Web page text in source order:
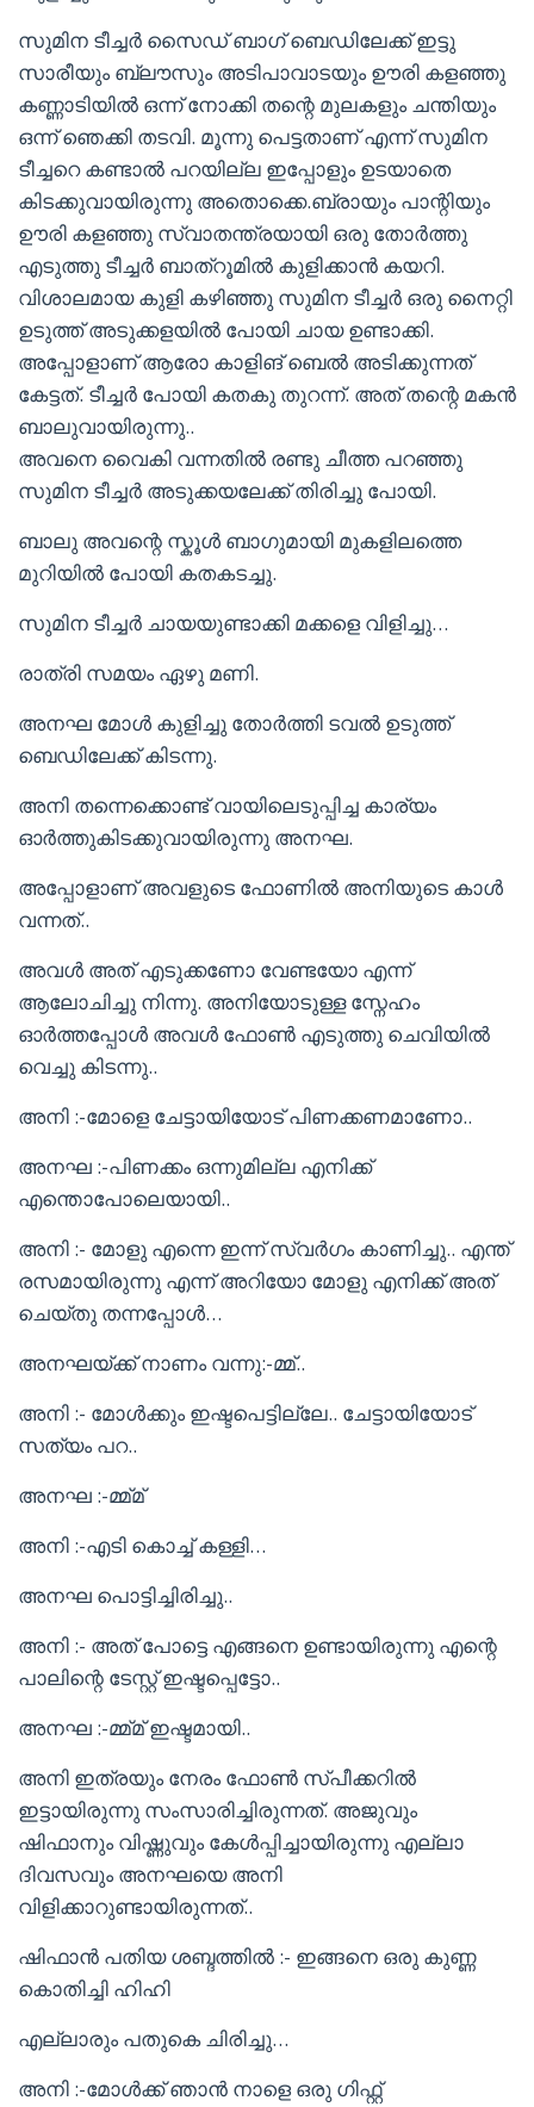
സുമിന ടീച്ചർ സൈഡ് ബാഗ് ബെഡിലേക്ക് ഇട്ടു
സാരീയും ബ്ലൗസും അടിപാവാടയും ഊരി കളഞ്ഞു
കണ്ണാടിയിൽ ഒന്ന് നോക്കി തന്റെ മുലകളും ചന്തിയും
ഒന്ന് ഞെക്കി തടവി. മൂന്നു പെട്ടതാണ് എന്ന് സുമിന
ടീച്ചറെ കണ്ടാൽ പറയില്ല ഇപ്പോളും ഉടയാതെ
കിടക്കുവായിരുന്നു അതൊക്കെ.ബ്രായും പാന്റിയും
ഊരി കളഞ്ഞു സ്വാതന്ത്രയായി ഒരു തോർത്തു
എടുത്തു ടീച്ചർ ബാത്‌റൂമിൽ കുളിക്കാൻ കയറി.
വിശാലമായ കുളി കഴിഞ്ഞു സുമിന ടീച്ചർ ഒരു നൈറ്റി
ഉടുത്ത് അടുക്കളയിൽ പോയി ചായ ഉണ്ടാക്കി.
അപ്പോളാണ് ആരോ കാളിങ് ബെൽ അടിക്കുന്നത്
കേട്ടത്. ടീച്ചർ പോയി കതകു തുറന്ന്. അത് തന്റെ മകൻ
ബാലുവായിരുന്നു..
അവനെ വൈകി വന്നതിൽ രണ്ടു ചീത്ത പറഞ്ഞു
സുമിന ടീച്ചർ അടുക്കയലേക്ക് തിരിച്ചു പോയി.
ബാലു അവന്റെ സ്കൂൾ ബാഗുമായി മുകളിലത്തെ
മുറിയിൽ പോയി കതകടച്ചു.
സുമിന ടീച്ചർ ചായയുണ്ടാക്കി മക്കളെ വിളിച്ചു…
രാത്രി സമയം ഏഴു മണി.
അനഘ മോൾ കുളിച്ചു തോർത്തി ടവൽ ഉടുത്ത്
ബെഡിലേക്ക് കിടന്നു.
അനി തന്നെക്കൊണ്ട് വായിലെടുപ്പിച്ച കാര്യം
ഓർത്തുകിടക്കുവായിരുന്നു അനഘ.
അപ്പോളാണ് അവളുടെ ഫോണിൽ അനിയുടെ കാൾ
വന്നത്..
അവൾ അത് എടുക്കണോ വേണ്ടയോ എന്ന്
ആലോചിച്ചു നിന്നു. അനിയോടുള്ള സ്നേഹം
ഓർത്തപ്പോൾ അവൾ ഫോൺ എടുത്തു ചെവിയിൽ
വെച്ചു കിടന്നു..
അനി :-മോളെ ചേട്ടായിയോട് പിണക്കണമാണോ..
അനഘ :-പിണക്കം ഒന്നുമില്ല എനിക്ക്
എന്തൊപോലെയായി..
അനി :- മോളു എന്നെ ഇന്ന് സ്വർഗം കാണിച്ചു.. എന്ത്
രസമായിരുന്നു എന്ന് അറിയോ മോളു എനിക്ക് അത്
ചെയ്തു തന്നപ്പോൾ…
അനഘയ്ക്ക് നാണം വന്നു:-മ്മ്..
അനി :- മോൾക്കും ഇഷ്ടപെട്ടില്ലേ.. ചേട്ടായിയോട്
സത്യം പറ..
അനഘ :-മ്മ്മ്
അനി :-എടി കൊച്ച് കള്ളി…
അനഘ പൊട്ടിച്ചിരിച്ചു..
അനി :- അത് പോട്ടെ എങ്ങനെ ഉണ്ടായിരുന്നു എന്റെ
പാലിന്റെ ടേസ്റ്റ് ഇഷ്ടപ്പെട്ടോ..
അനഘ :-മ്മ്മ് ഇഷ്ടമായി..
അനി ഇത്രയും നേരം ഫോൺ സ്പീക്കറിൽ
ഇട്ടായിരുന്നു സംസാരിച്ചിരുന്നത്. അജുവും
ഷിഫാനും വിഷ്ണുവും കേൾപ്പിച്ചായിരുന്നു എല്ലാ
ദിവസവും അനഘയെ അനി
വിളിക്കാറുണ്ടായിരുന്നത്..
ഷിഫാൻ പതിയ ശബ്ദത്തിൽ :- ഇങ്ങനെ ഒരു കുണ്ണ
കൊതിച്ചി ഹിഹി
എല്ലാരും പതുകെ ചിരിച്ചു…
അനി :-മോൾക്ക് ഞാൻ നാളെ ഒരു ഗിഫ്റ്റ്